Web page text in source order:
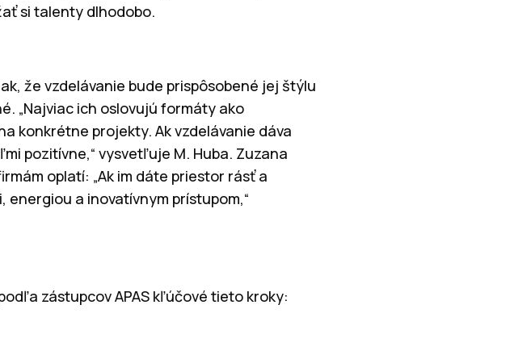
si talenty dlhodobo.
že vzdelávanie bude prispôsobené jej štýlu
„Najviac ich oslovujú formáty ako
konkrétne projekty. Ak vzdelávanie dáva
pozitívne,“ vysvetľuje M. Huba. Zuzana
oplatí: „Ak im dáte priestor rásť a
a inovatívnym prístupom,“
zástupcov APAS kľúčové tieto kroky: